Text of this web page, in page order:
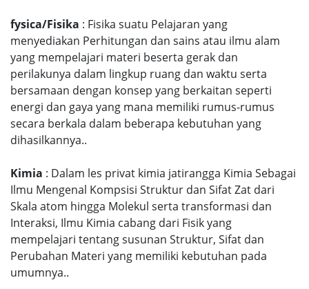
fysica/Fisika : Fisika suatu Pelajaran yang
menyediakan Perhitungan dan sains atau ilmu alam
yang mempelajari materi beserta gerak dan
perilakunya dalam lingkup ruang dan waktu serta
bersamaan dengan konsep yang berkaitan seperti
energi dan gaya yang mana memiliki rumus-rumus
secara berkala dalam beberapa kebutuhan yang
dihasilkannya..
Kimia : Dalam les privat kimia jatirangga Kimia Sebagai
Ilmu Mengenal Kompsisi Struktur dan Sifat Zat dari
Skala atom hingga Molekul serta transformasi dan
Interaksi, Ilmu Kimia cabang dari Fisik yang
mempelajari tentang susunan Struktur, Sifat dan
Perubahan Materi yang memiliki kebutuhan pada
umumnya..